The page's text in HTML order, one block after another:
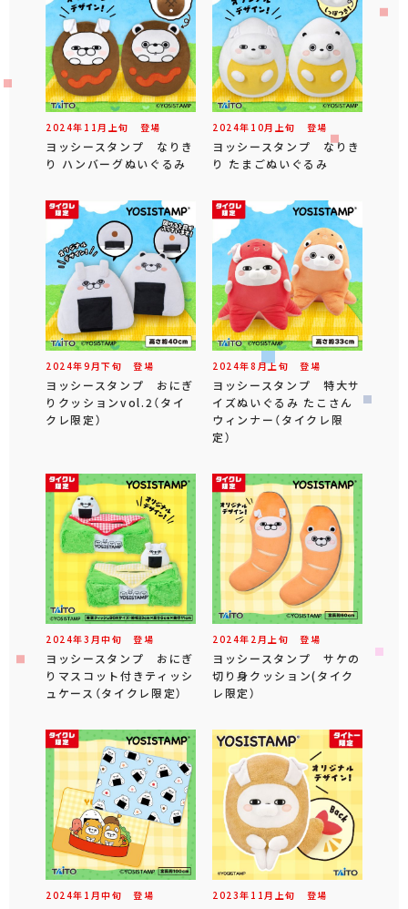
2024年 11 月 上旬 登場
ヨッシースタンプ なりき
り ハンバーグぬいぐるみ
2024年 10月 上旬 登場
ヨッシースタンプ なりき
り たまごぬいぐるみ
2024年9 月下旬 登場
ヨッシースタンプ おにぎ
りクッションvol.2（タイ
クレ限定）
2024年8 月上旬 登場
ヨッシースタンプ 特大サ
イズぬいぐるみ たこさん
ウィンナー（タイクレ限
定）
2024年3 月中旬 登場
ヨッシースタンプ おにぎ
りマスコット付きティッシ
ュケース（タイクレ限定）
2024年 2 月 上旬 登場
ヨッシースタンプ サケの
切り身クッション(タイク
レ限定）
2024年 1 月中旬 登場 2023年 11 月 上旬 登場